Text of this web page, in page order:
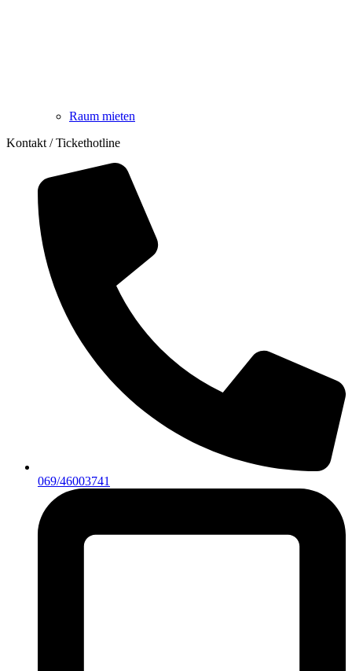
Raum mieten
Kontakt / Tickethotline
069/46003741